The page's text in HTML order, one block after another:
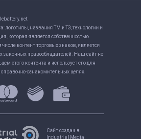
логотипы, названия ТМ и ТЗ, технологии и
которая является собственностью
числе контент торговых знаков, является
законных правообладателей. Наш сайт не
этого контента и использует его для
ознакомительных целях.
Сайт создан в
Industrial Media